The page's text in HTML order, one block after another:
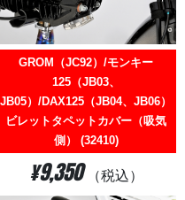
GROM（JC92）/モンキー
125（JB03、
JB05）/DAX125（JB04、JB06）
ビレットタペットカバー（吸気
側） (32410)
¥9,350 （税込）